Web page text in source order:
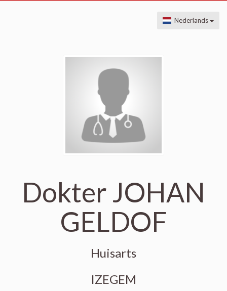
Nederlands
Dokter JOHAN
GELDOF
Huisarts
IZEGEM